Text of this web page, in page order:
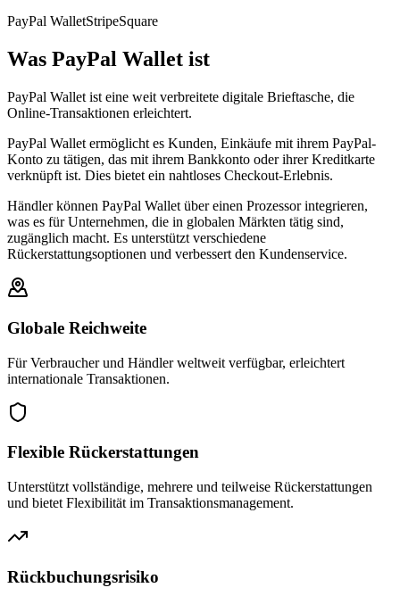
PayPal WalletStripeSquare
Was PayPal Wallet ist
PayPal Wallet ist eine weit verbreitete digitale Brieftasche, die
Online-Transaktionen erleichtert.
PayPal Wallet ermöglicht es Kunden, Einkäufe mit ihrem PayPal-
Konto zu tätigen, das mit ihrem Bankkonto oder ihrer Kreditkarte
verknüpft ist. Dies bietet ein nahtloses Checkout-Erlebnis.
Händler können PayPal Wallet über einen Prozessor integrieren,
was es für Unternehmen, die in globalen Märkten tätig sind,
zugänglich macht. Es unterstützt verschiedene
Rückerstattungsoptionen und verbessert den Kundenservice.
Globale Reichweite
Für Verbraucher und Händler weltweit verfügbar, erleichtert
internationale Transaktionen.
Flexible Rückerstattungen
Unterstützt vollständige, mehrere und teilweise Rückerstattungen
und bietet Flexibilität im Transaktionsmanagement.
Rückbuchungsrisiko